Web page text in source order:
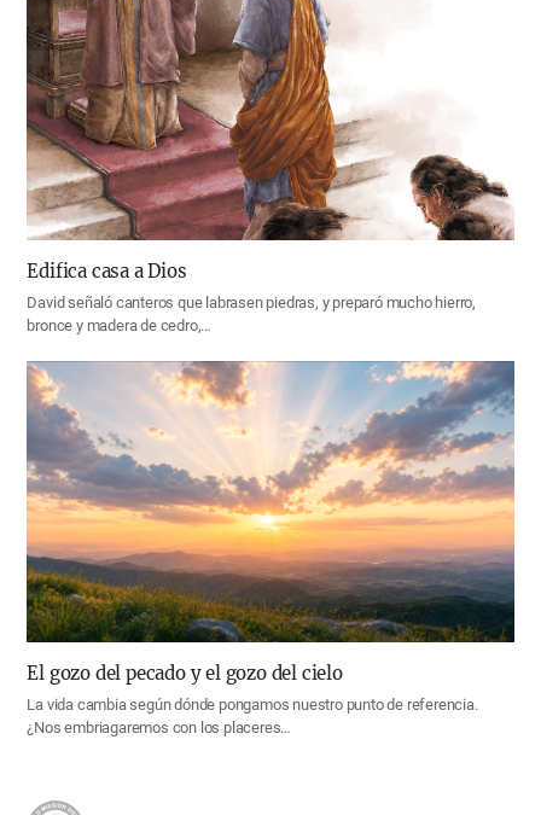
Edifica casa a Dios
David señaló canteros que labrasen piedras, y preparó mucho hierro,
bronce y madera de cedro,…
El gozo del pecado y el gozo del cielo
La vida cambia según dónde pongamos nuestro punto de referencia.
¿Nos embriagaremos con los placeres…